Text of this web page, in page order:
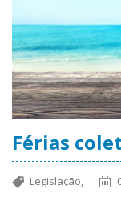
Férias
Legislação,